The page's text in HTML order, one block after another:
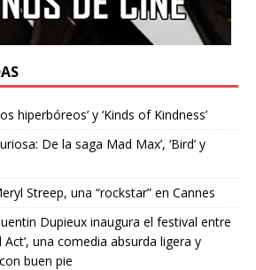
hiperbóreos’ y ‘Kinds of Kindness’
De la saga Mad Max’, ‘Bird’ y
Streep, una “rockstar” en Cannes
Dupieux inaugura el festival entre
Act’, una comedia absurda ligera y
buen pie